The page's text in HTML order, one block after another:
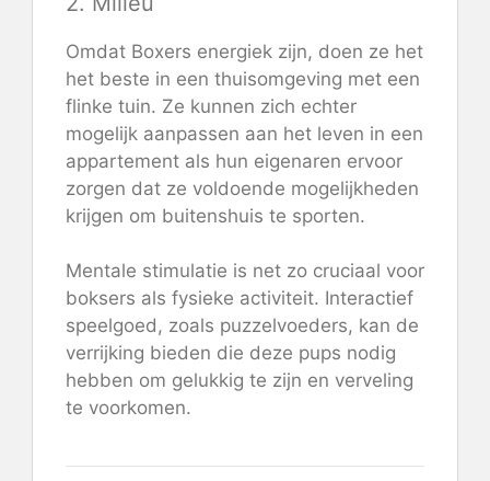
Omdat Boxers energiek zijn, doen ze het
het beste in een thuisomgeving met een
flinke tuin. Ze kunnen zich echter
mogelijk aanpassen aan het leven in een
appartement als hun eigenaren ervoor
zorgen dat ze voldoende mogelijkheden
krijgen om buitenshuis te sporten.
Mentale stimulatie is net zo cruciaal voor
boksers als fysieke activiteit. Interactief
speelgoed, zoals puzzelvoeders, kan de
verrijking bieden die deze pups nodig
hebben om gelukkig te zijn en verveling
te voorkomen.